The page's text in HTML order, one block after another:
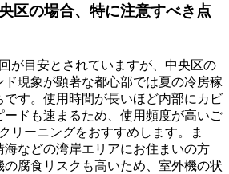
区の場合、特に注意すべき点
が目安とされていますが、中央区の
ド現象が顕著な都心部では夏の冷房稼
す。使用時間が長いほど内部にカビ
ドも速まるため、使用頻度が高いご
リーニングをおすすめします。ま
海などの湾岸エリアにお住まいの方
腐食リスクも高いため、室外機の状